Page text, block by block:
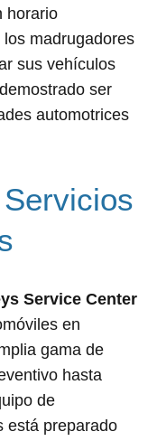
horario
madrugadores
sus vehículos
ser
automotrices
Service Center
en
gama de
hasta
de
está preparado